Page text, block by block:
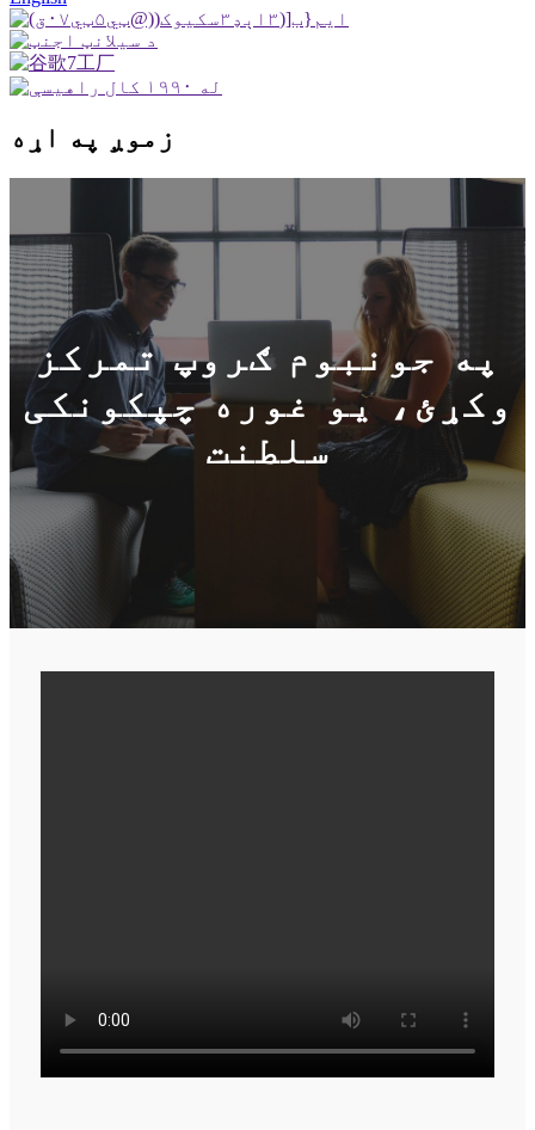
زموږ په اړه
په جونبوم ګروپ تمرکز
وکړئ، یو غوره چپکونکی
سلطنت